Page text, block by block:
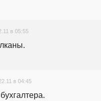
в 05:55
в 04:45